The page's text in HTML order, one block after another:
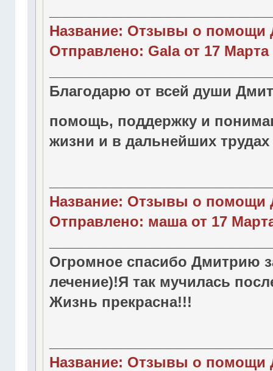
Название: Отзывы о помощи
Отправлено: Gala от 17 Марта
Благодарю от всей души
помощь, поддержку и
жизни и в дальнейших
Название: Отзывы о помощи
Отправлено: маша от 17
Огромное спасибо Дмитрию
лечение)!Я так мучилась
Жизнь прекрасна!!!
Название: Отзывы о помощи